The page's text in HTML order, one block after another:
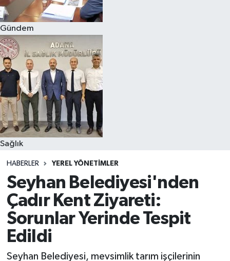
Gündem
Sağlık
HABERLER YEREL YÖNETIMLER
Seyhan Belediyesi'nden
Çadır Kent Ziyareti:
Sorunlar Yerinde Tespit
Edildi
Seyhan Belediyesi, mevsimlik tarım işçilerinin